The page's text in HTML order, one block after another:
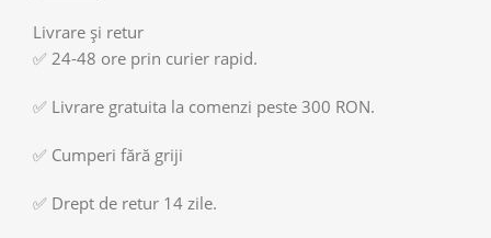
Livrare și retur
✅ 24-48 ore prin curier rapid.
✅ Livrare gratuita la comenzi peste 300 RON.
✅ Cumperi fără griji
✅ Drept de retur 14 zile.